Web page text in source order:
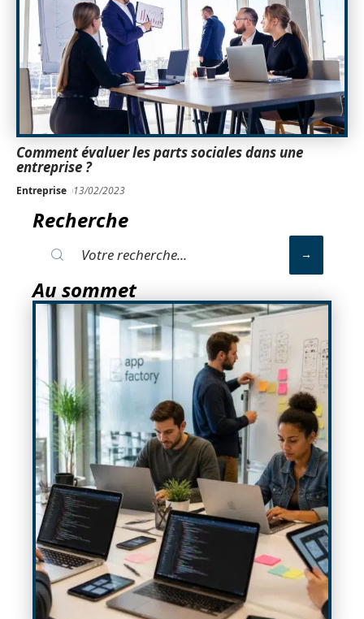
Comment évaluer les parts sociales dans une
entreprise ?
Entreprise 13/02/2023
Recherche
Au sommet